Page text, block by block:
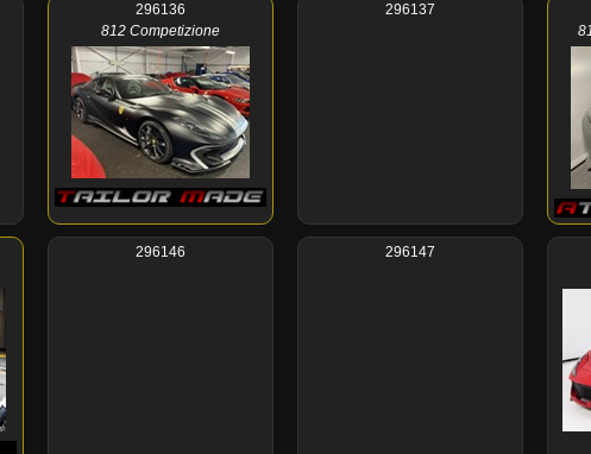
296136
812 Competizione
296137
296146 296147